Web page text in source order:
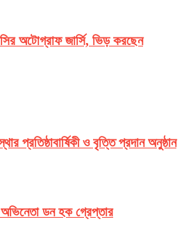
অটোগ্রাফ জার্সি, ভিড় করছেন
প্রতিষ্ঠাবার্ষিকী ও বৃত্তি প্রদান অনুষ্ঠান
ডন হক গ্রেপ্তার